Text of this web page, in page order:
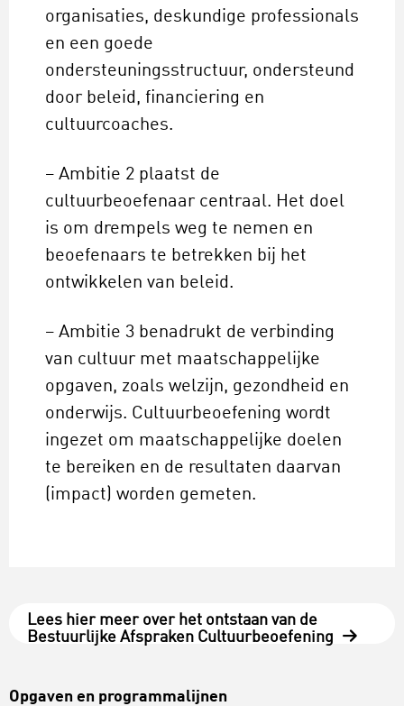
organisaties, deskundige professionals
en een goede
ondersteuningsstructuur, ondersteund
door beleid, financiering en
cultuurcoaches.
– Ambitie 2 plaatst de
cultuurbeoefenaar centraal. Het doel
is om drempels weg te nemen en
beoefenaars te betrekken bij het
ontwikkelen van beleid.
– Ambitie 3 benadrukt de verbinding
van cultuur met maatschappelijke
opgaven, zoals welzijn, gezondheid en
onderwijs. Cultuurbeoefening wordt
ingezet om maatschappelijke doelen
te bereiken en de resultaten daarvan
(impact) worden gemeten.
Lees hier meer over het ontstaan van de
Bestuurlijke Afspraken Cultuurbeoefening
Opgaven en programmalijnen